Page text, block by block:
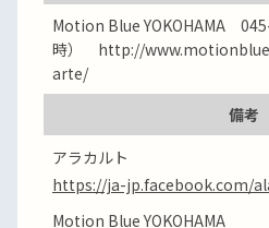
Motion Blue YOKOHAMA
時） http://
arte/
備考
アラカルト
https://ja-jp.facebook.com/
Motion Blue YOKOHAMA